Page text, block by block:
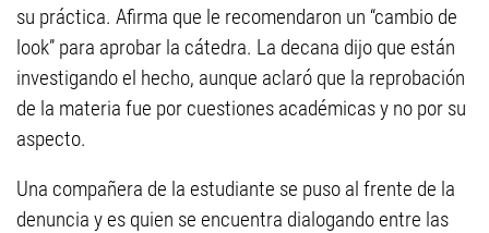
su práctica. Afirma que le recomendaron un “cambio de
look” para aprobar la cátedra. La decana dijo que están
investigando el hecho, aunque aclaró que la reprobación
de la materia fue por cuestiones académicas y no por su
aspecto.
Una compañera de la estudiante se puso al frente de la
denuncia y es quien se encuentra dialogando entre las